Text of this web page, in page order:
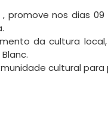
nos dias
da cultura
cultural